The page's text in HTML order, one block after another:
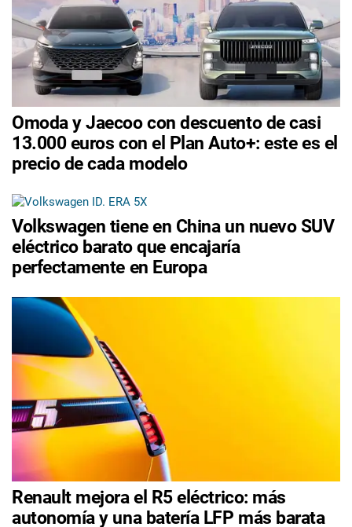
Omoda y Jaecoo con descuento de casi
13.000 euros con el Plan Auto+: este es el
precio de cada modelo
Volkswagen tiene en China un nuevo SUV
eléctrico barato que encajaría
perfectamente en Europa
Renault mejora el R5 eléctrico: más
autonomía y una batería LFP más barata